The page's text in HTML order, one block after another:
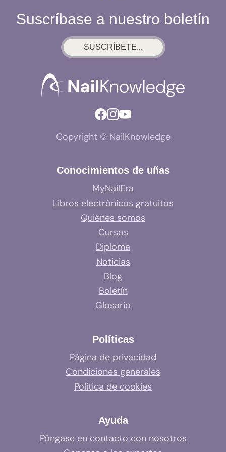
Suscríbase a nuestro boletín
SUSCRÍBETE...
Copyright © NailKnowledge
Conocimientos de uñas
MyNailEra
Libros electrónicos gratuitos
Quiénes somos
Cursos
Diploma
Noticias
Blog
Boletín
Glosario
Políticas
Página de privacidad
Condiciones generales
Política de cookies
Ayuda
Póngase en contacto con nosotros